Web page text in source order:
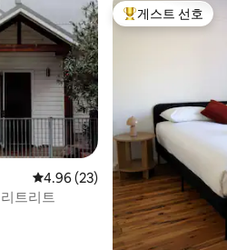
평점 4.96점(5점 만점), 후기 23
4.96 (23)
트리트
상위 게스트 선호
게스트 선호